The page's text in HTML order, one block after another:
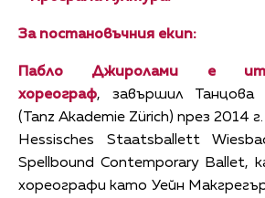
За постановъчния екип:
Пабло Джиролами е
хореограф, завършил Танцова
(Tanz Akademie Zürich) през 2014
Hessisches Staatsballett
Spellbound Contemporary Ballet,
хореографи като Уейн